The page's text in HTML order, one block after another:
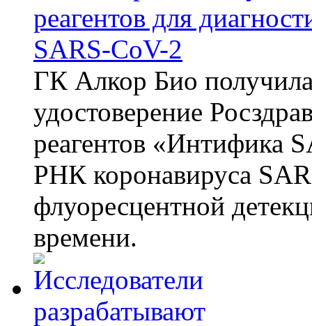
реагентов для
SARS-CoV-2
ГК Алкор Био
удостоверение
реагентов «Интифика
РНК коронавируса
флуоресцентной
времени.